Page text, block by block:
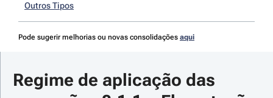
Outros Tipos
Pode sugerir melhorias ou novas consolidações aqui
Regime de aplicação das